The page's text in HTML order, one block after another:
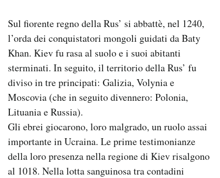
Sul fiorente regno della Rus’ si abbattè, nel 1240,
l’orda dei conquistatori mongoli guidati da Baty
Khan. Kiev fu rasa al suolo e i suoi abitanti
sterminati. In seguito, il territorio della Rus’ fu
diviso in tre principati: Galizia, Volynia e
Moscovia (che in seguito divennero: Polonia,
Lituania e Russia).
Gli ebrei giocarono, loro malgrado, un ruolo assai
importante in Ucraina. Le prime testimonianze
della loro presenza nella regione di Kiev risalgono
al 1018. Nella lotta sanguinosa tra contadini